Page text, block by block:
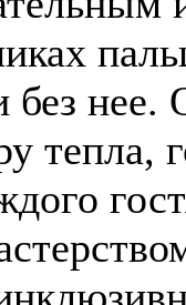
нее.
тепла,